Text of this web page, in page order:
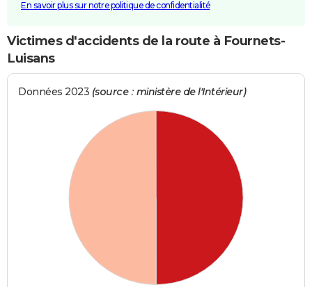
En savoir plus sur notre politique de confidentialité
Victimes d'accidents de la route à Fournets-
Luisans
Données 2023 (source : ministère de l'Intérieur)